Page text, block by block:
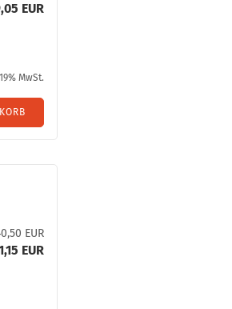
EUR
MwSt.
EUR
EUR